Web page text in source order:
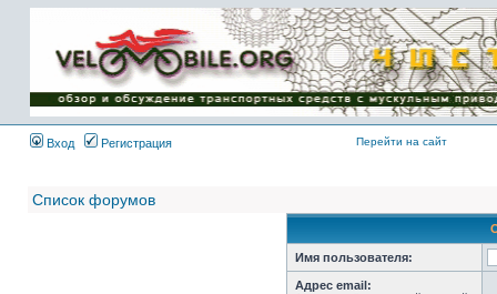
Имя пользователя:
Пароль:
{ LOG_ME_IN_SHORT
}
Вход
Регистрация Перейти на сайт
Список форумов
Имя пользователя:
Адрес email: